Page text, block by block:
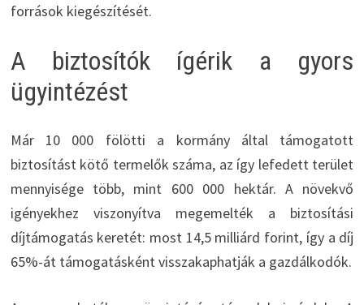
források kiegészítését.
A biztosítók ígérik a gyors
ügyintézést
Már 10 000 fölötti a kormány által támogatott
biztosítást kötő termelők száma, az így lefedett terület
mennyisége több, mint 600 000 hektár. A növekvő
igényekhez viszonyítva megemelték a biztosítási
díjtámogatás keretét: most 14,5 milliárd forint, így a díj
65%-át támogatásként visszakaphatják a gazdálkodók.